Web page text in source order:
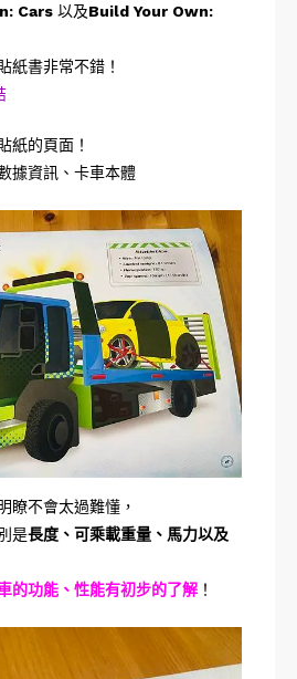
Cars 以及Build Your Own:
紙書非常不錯！
紙的頁面！
據資訊、卡車本體
瞭不會太過難懂，
是長度、可乘載重量、馬力以及
的功能、性能有初步的了解 ！